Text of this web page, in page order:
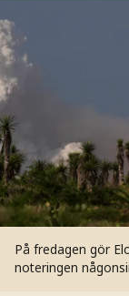
På fredagen gör
noteringen